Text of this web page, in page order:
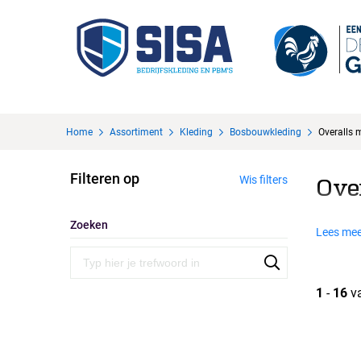
Home Assortiment Kleding Bosbouwkleding Overalls
Filteren op Wis filters
Zoeken
Lees
1 - 16